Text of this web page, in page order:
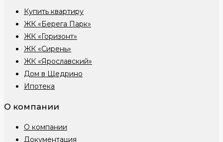
Купить квартиру
ЖК «Берега Парк»
ЖК «Горизонт»
ЖК «Сирень»
ЖК «Ярославский»
Дом в Щедрино
Ипотека
О компании
О компании
Документация